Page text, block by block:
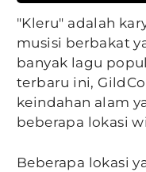
"Kleru" adalah
musisi berbakat
banyak lagu
terbaru ini,
keindahan alam
beberapa lokasi
Beberapa lokasi